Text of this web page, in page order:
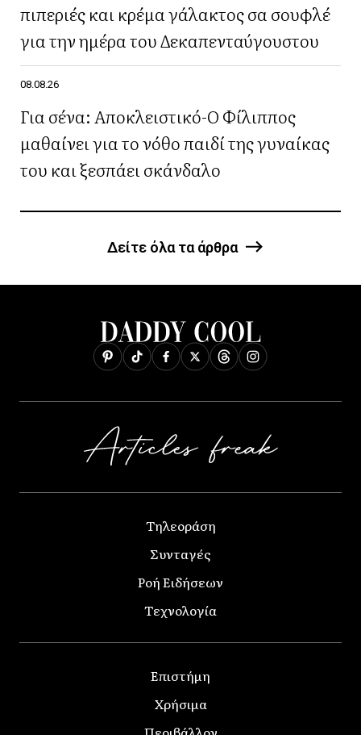
πιπεριές και κρέμα γάλακτος σα σουφλέ
για την ημέρα του Δεκαπενταύγουστου
08.08.26
Για σένα: Αποκλειστικό-Ο Φίλιππος
μαθαίνει για το νόθο παιδί της γυναίκας
του και ξεσπάει σκάνδαλο
Δείτε όλα τα άρθρα
Τηλεοράση
Συνταγές
Ροή Ειδήσεων
Τεχνολογία
Επιστήμη
Χρήσιμα